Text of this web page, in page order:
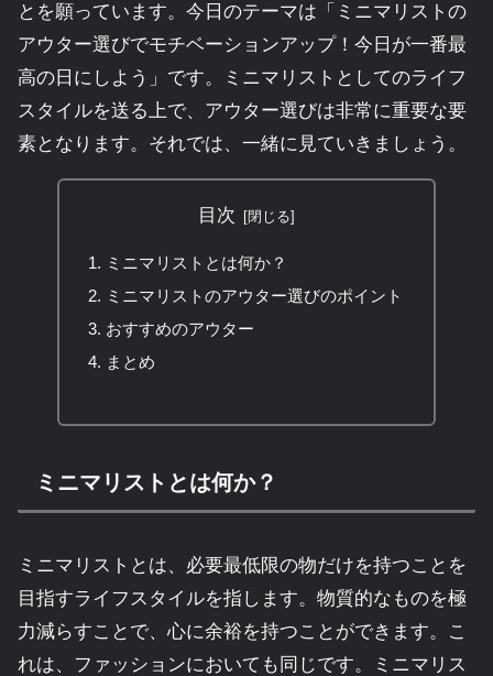
とを願っています。今日のテーマは「ミニマリストの
アウター選びでモチベーションアップ！今日が一番最
高の日にしよう」です。ミニマリストとしてのライフ
スタイルを送る上で、アウター選びは非常に重要な要
素となります。それでは、一緒に見ていきましょう。
目次
ミニマリストとは何か？
ミニマリストのアウター選びのポイント
おすすめのアウター
まとめ
ミニマリストとは何か？
ミニマリストとは、必要最低限の物だけを持つことを
目指すライフスタイルを指します。物質的なものを極
力減らすことで、心に余裕を持つことができます。こ
れは、ファッションにおいても同じです。ミニマリス